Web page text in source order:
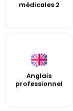
médicales 2
Anglais
professionnel